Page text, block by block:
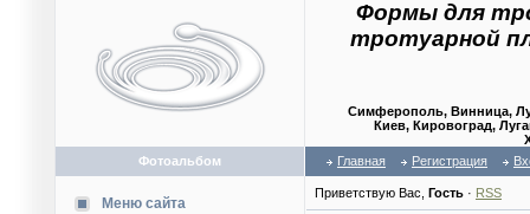
Формы для
тротуарной
Симферополь, Винница,
Киев, Кировоград,
Фотоальбом
Главная Регистрация
Меню сайта
Приветствую Вас Гость · RSS